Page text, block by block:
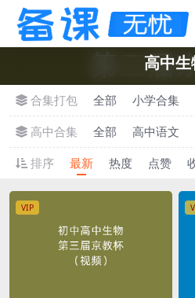
高中生
合集打包 全部 小学合集
高中合集
全部 高中语文
排序
最新 热度 点赞
VIP